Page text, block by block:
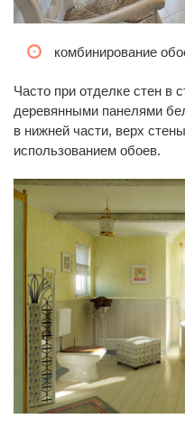
комбинирование
Часто при отделке стен в
деревянными панелями
в нижней части, верх
использованием обоев.